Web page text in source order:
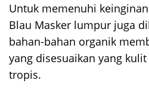
Untuk memenuhi
Blau Masker lumpur juga
bahan-bahan organik
yang disesuaikan yang
tropis.